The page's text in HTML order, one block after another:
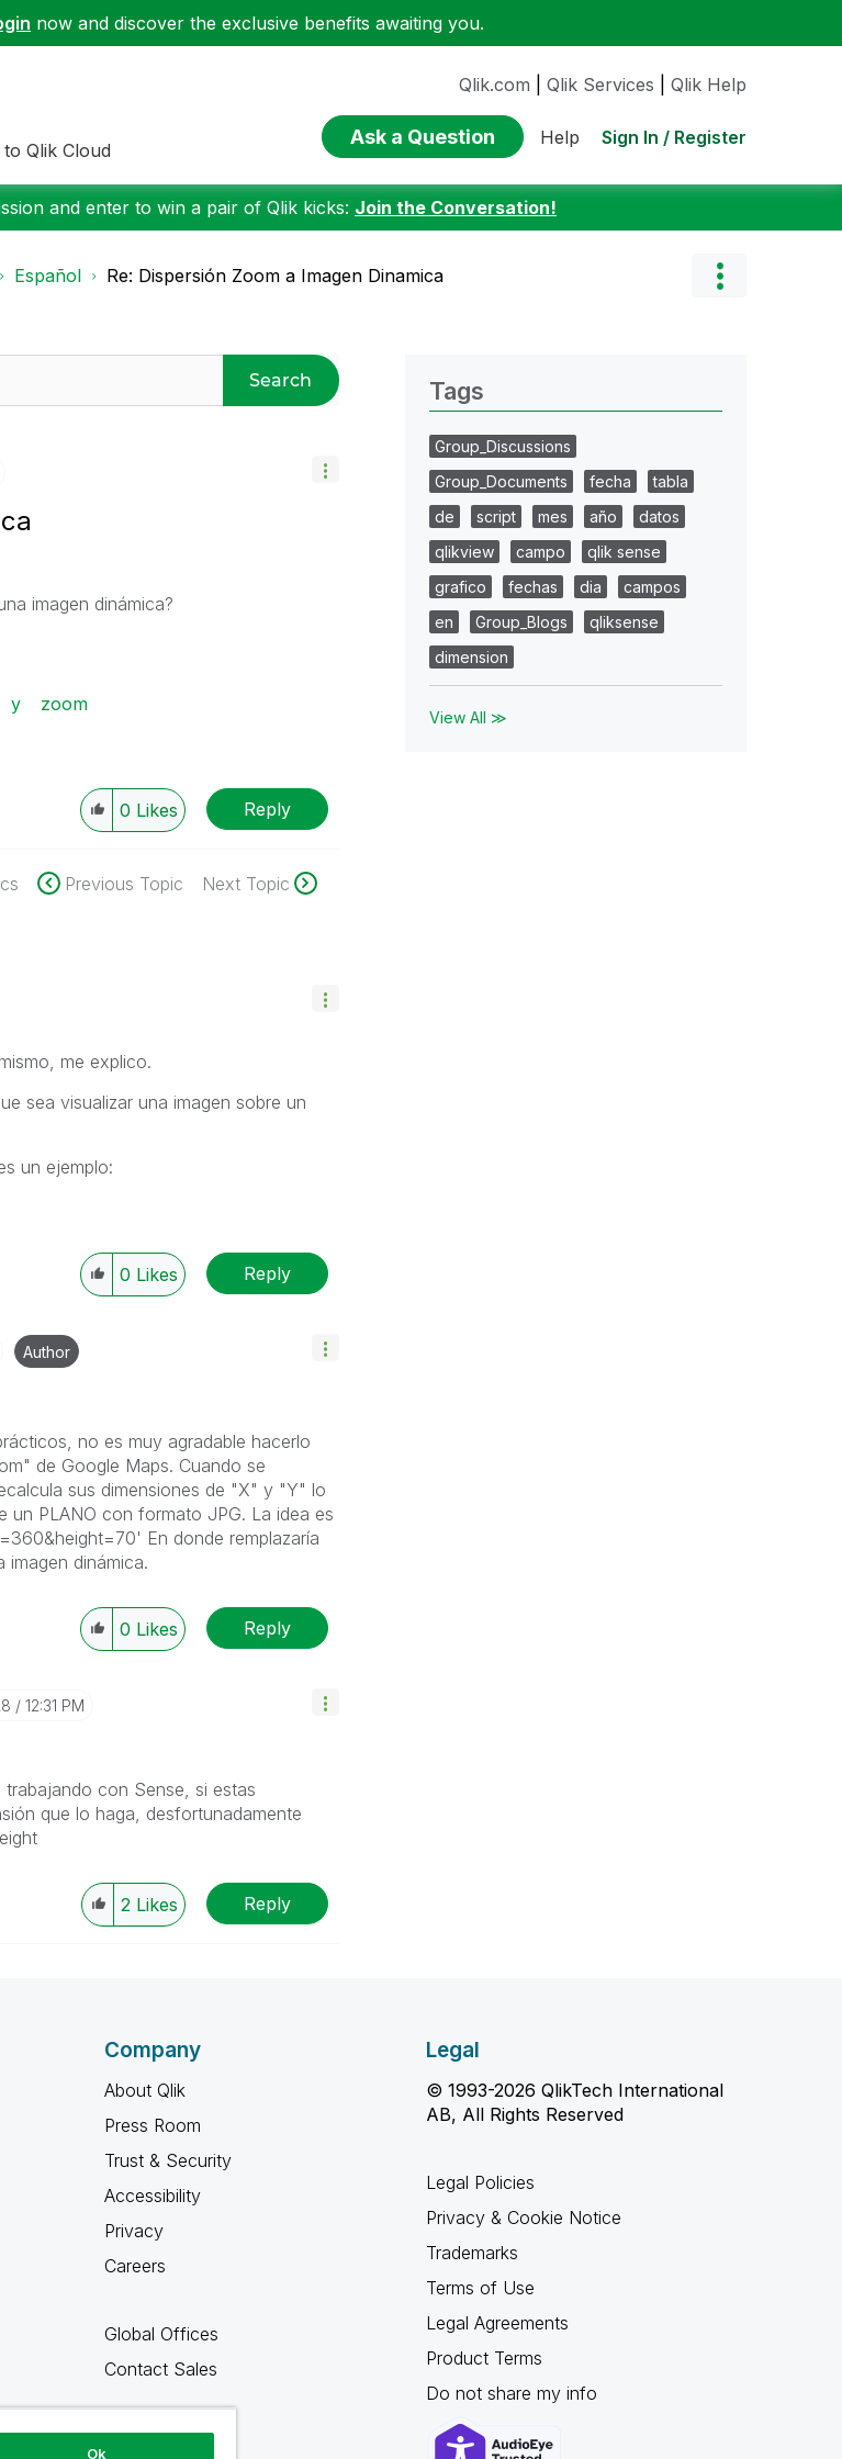
now and discover the exclusive benefits awaiting you.
Qlik Cloud
Qlik.com Qlik Services Qlik Help
Ask a Question Help Sign In / Register
and enter to win a pair of Qlik kicks: Join the Conversation!
Español Re: Dispersión Zoom a Imagen Dinamica
Search
imagen dinámica?
y zoom
0 Likes Reply
Previous Topic Next Topic
me explico.
sea visualizar una imagen sobre un
un ejemplo:
0 Likes Reply
Author
no es muy agradable hacerlo
de Google Maps. Cuando se
sus dimensiones de "X" y "Y" lo
un PLANO con formato JPG. La idea es
En donde remplazaría
dinámica.
0 Likes Reply
12:31 PM
con Sense, si estas
que lo haga, desfortunadamente
2 Likes Reply
Tags
Group_Discussions
Group_Documents
fecha
tabla
de
script mes año
datos
qlikview
campo
qlik sense
grafico
fechas dia
campos
en
Group_Blogs
qliksense
dimension
View All ≫
Company
About Qlik
Press Room
Trust & Security
Accessibility
Privacy
Careers
Global Offices
Contact Sales
Legal
© 1993-2026 QlikTech International
AB, All Rights Reserved
Legal Policies
Privacy & Cookie Notice
Trademarks
Terms of Use
Legal Agreements
Product Terms
Do not share my info
Ok